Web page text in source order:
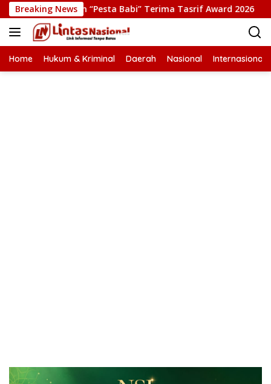
Langsung
ke
konten
Breaking News
Film “Pesta Babi” Terima Tasrif Award 2026
Home Hukum & Kriminal Daerah Nasional Internasional